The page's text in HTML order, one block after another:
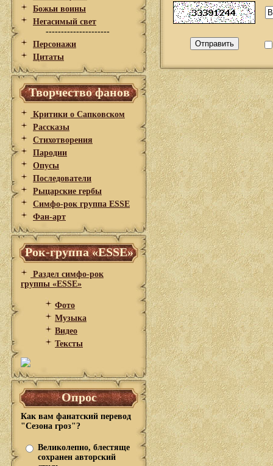
Божьи воины
Негасимый свет
---------------------
Персонажи
Цитаты
Творчество фанов
Критики о Сапковском
Рассказы
Стихотворения
Пародии
Опусы
Последователи
Рыцарские гербы
Симфо-рок группа ESSE
Фан-арт
Рок-группа «ESSE»
Раздел симфо-рок
группы «ESSE»
Фото
Музыка
Видео
Тексты
Опрос
Как вам фанатский перевод
"Сезона гроз"?
Великолепно, блестяще
сохранен авторский